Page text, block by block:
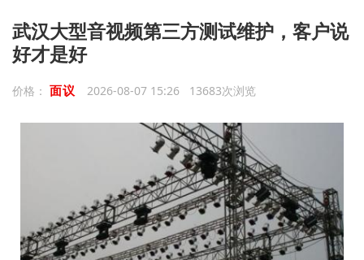
武汉大型音视频第三方测试维护，客户说
好才是好
价格： 面议 2026-08-07 15:26 13683次浏览